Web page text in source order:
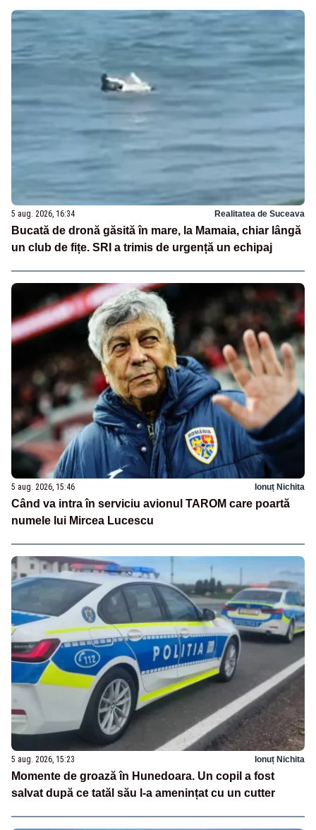
5 aug. 2026, 16:34 Realitatea de Suceava
Bucată de dronă găsită în mare, la Mamaia, chiar lângă
un club de fițe. SRI a trimis de urgență un echipaj
5 aug. 2026, 15:46 Ionuț Nichita
Când va intra în serviciu avionul TAROM care poartă
numele lui Mircea Lucescu
5 aug. 2026, 15:23 Ionuț Nichita
Momente de groază în Hunedoara. Un copil a fost
salvat după ce tatăl său l-a amenințat cu un cutter